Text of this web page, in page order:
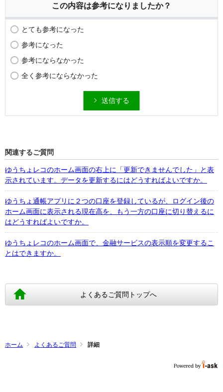
この内容は参考になりましたか？
とても参考になった
参考になった
参考にならなかった
全く参考にならなかった
送信する
関連するご質問
ゆうちょレコのホーム画面の右上に「更新できませんでした」と表
示されています。データを更新するにはどうすればよいですか。
ゆうちょ通帳アプリに２つの口座を登録しているが、ログイン後の
ホーム画面に表示される現在高を、もう一方の口座に切り替えるに
はどうすればよいですか。
ゆうちょレコのホーム画面で、金融サービスの表示順を変更するこ
とはできますか。
よくあるご質問トップへ
ホーム よくあるご質問 詳細